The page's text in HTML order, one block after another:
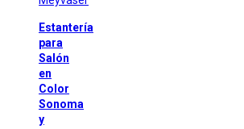
Estantería
para
Salón
en
Color
Sonoma
y